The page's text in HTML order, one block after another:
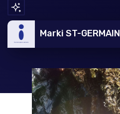
Marki ST-GERMAIN